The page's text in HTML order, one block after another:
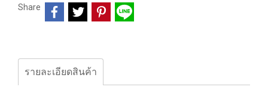
Share
รายละเอียดสินค้า